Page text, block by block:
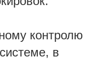
контролю
в